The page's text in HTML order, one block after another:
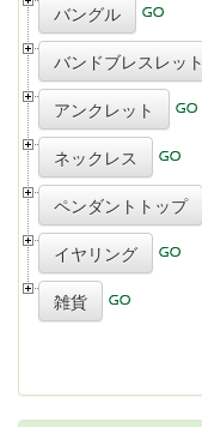
バングル
バンドブレスレット
アンクレット
ネックレス
ペンダントトップ
イヤリング
雑貨